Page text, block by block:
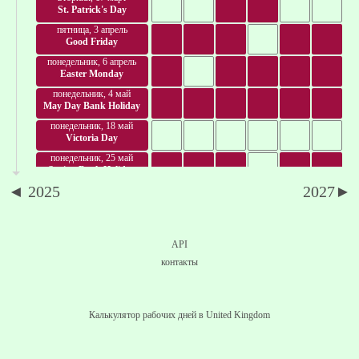
St. Patrick's Day
пятница, 3 апрель
Good Friday
понедельник, 6 апрель
Easter Monday
понедельник, 4 май
May Day Bank Holiday
понедельник, 18 май
Victoria Day
понедельник, 25 май
Spring Bank Holiday
понедельник, 1 июнь
понедельник, 31 август
◄ 2025 2027►
API
контакты
Калькулятор рабочих дней в United Kingdom